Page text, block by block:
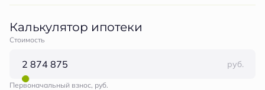
Калькулятор ипотеки
Стоимость
руб.
Первоначальный взнос, руб.